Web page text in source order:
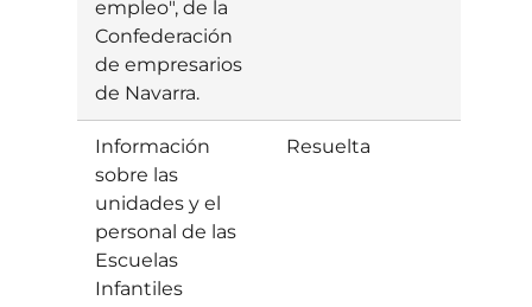
empleo", de la
Confederación
de empresarios
de Navarra.
Información
sobre las
unidades y el
personal de las
Escuelas
Infantiles
Resuelta